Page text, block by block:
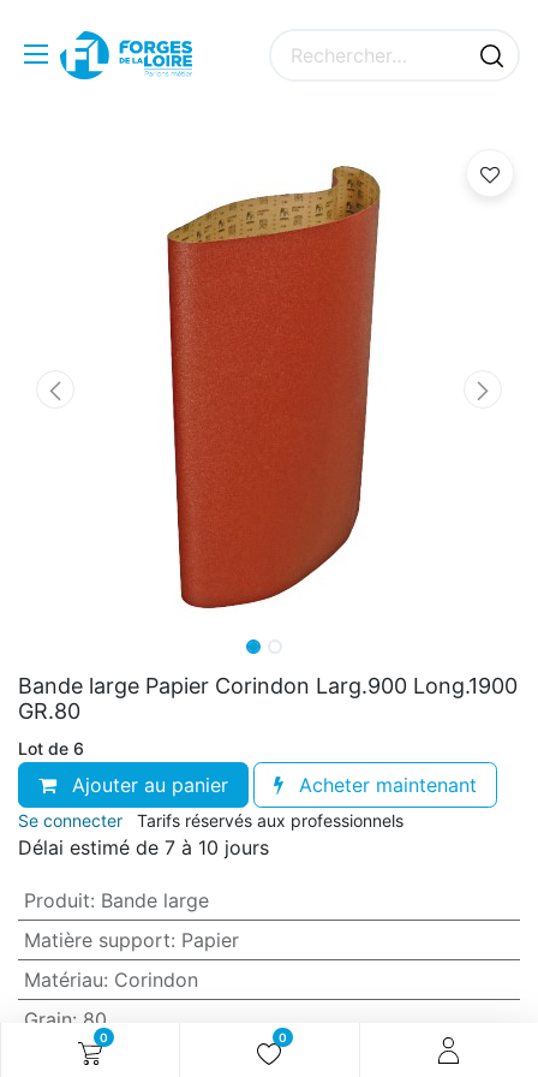
0 0
Bande large Papier Corindon Larg.900 Long.1900
GR.80
Lot de 6
Ajouter au panier Acheter maintenant
Se connecter Tarifs réservés aux professionnels
Délai estimé de 7 à 10 jours
Produit: Bande large
Matière support: Papier
Matériau: Corindon
Grain: 80
Anti-encrassement
Non (standard)